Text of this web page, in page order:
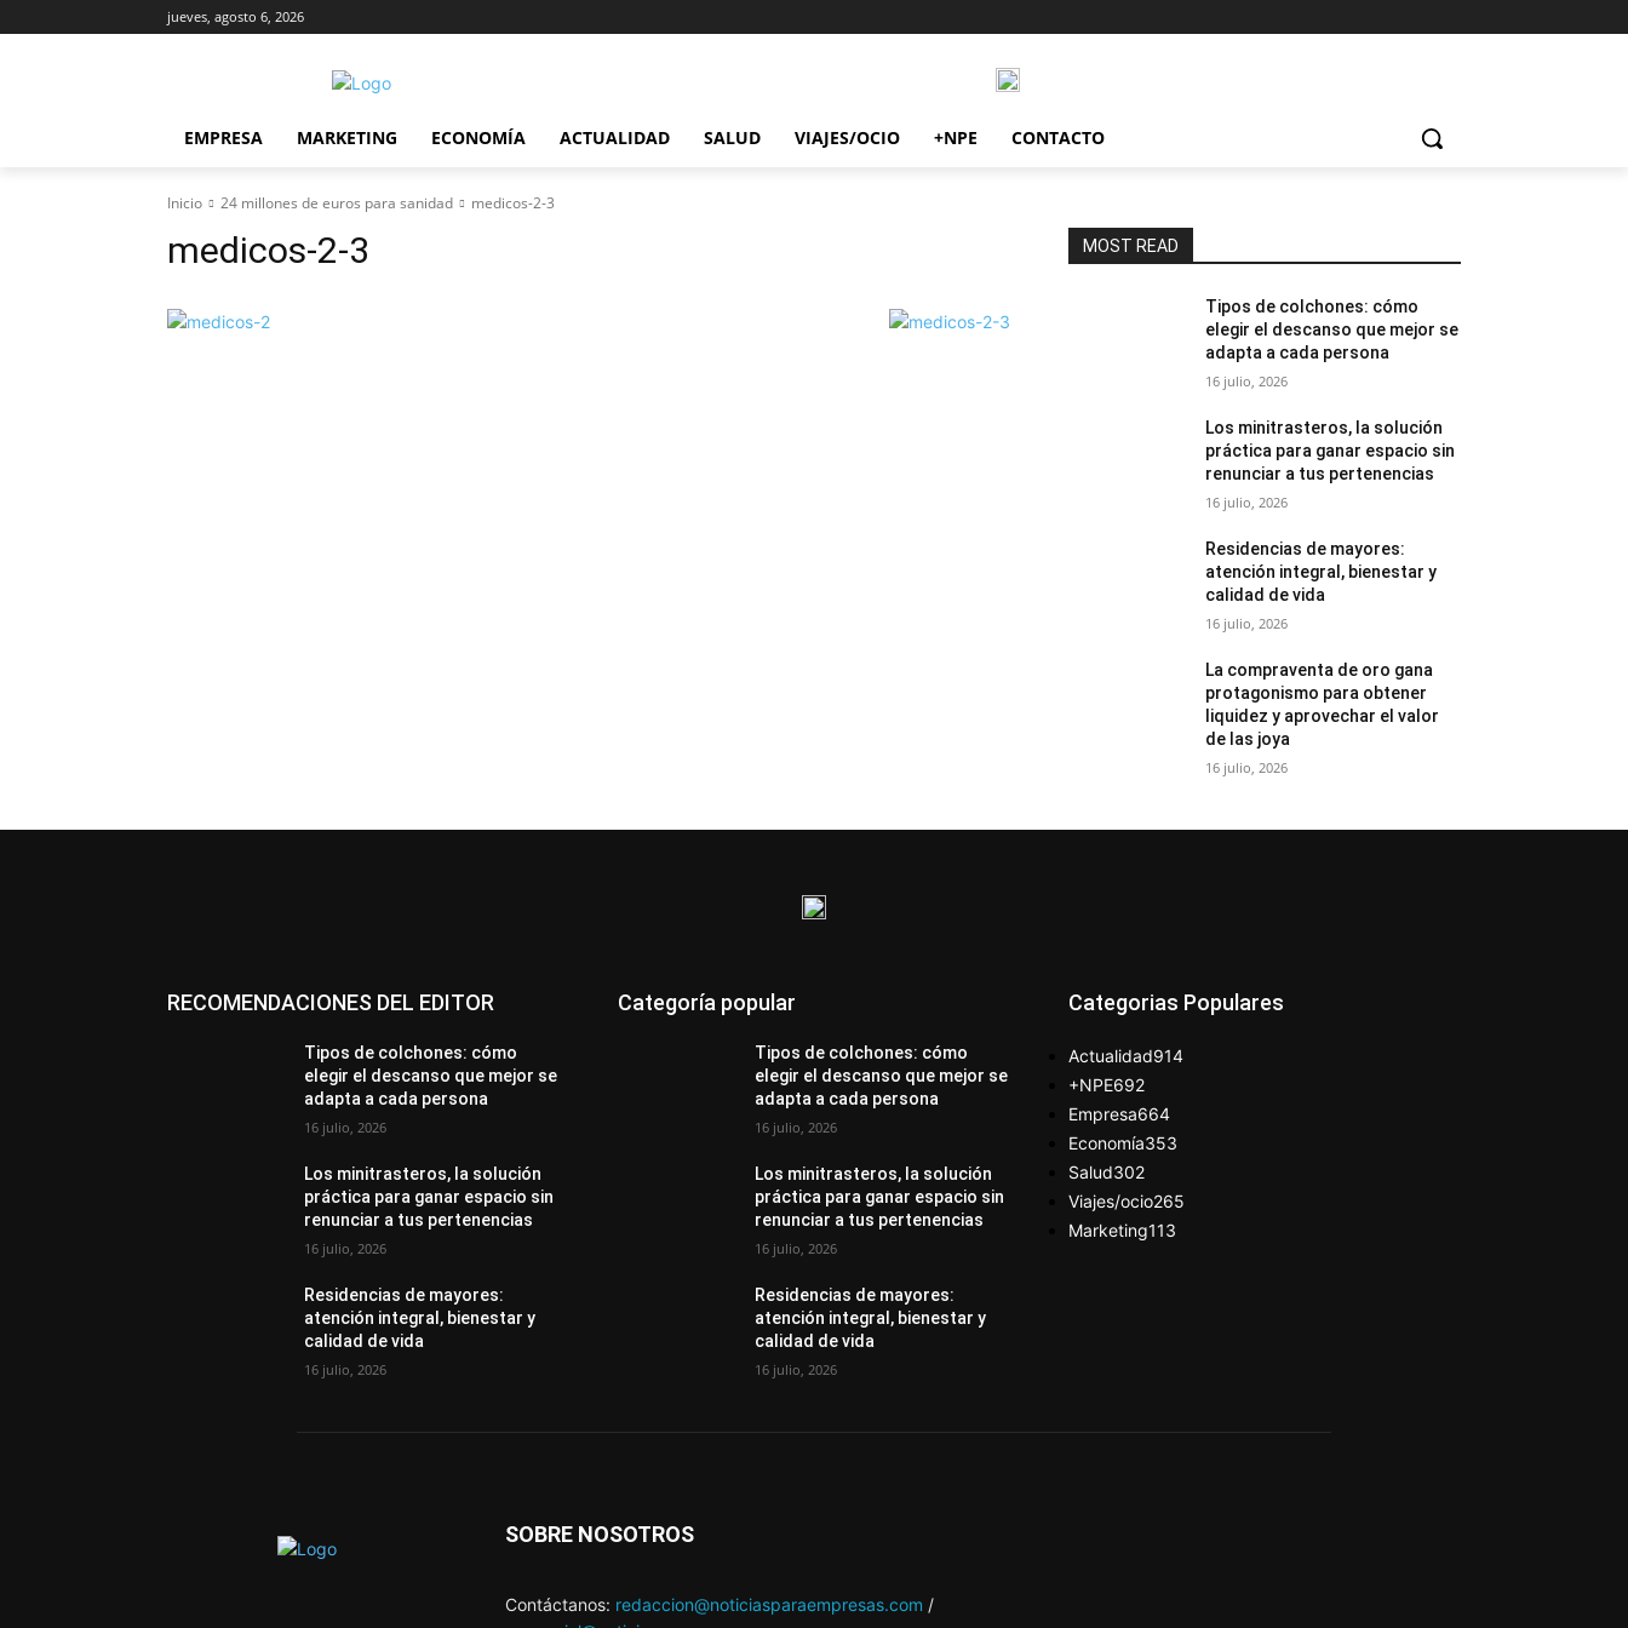
jueves, agosto 6, 2026
EMPRESA MARKETING ECONOMÍA ACTUALIDAD SALUD VIAJES/OCIO +NPE CONTACTO
Inicio 24 millones de euros para sanidad medicos-2-3
medicos-2-3 MOST READ
Tipos de colchones: cómo
elegir el descanso que mejor se
adapta a cada persona
16 julio, 2026
Los minitrasteros, la solución
práctica para ganar espacio sin
renunciar a tus pertenencias
16 julio, 2026
Residencias de mayores:
atención integral, bienestar y
calidad de vida
16 julio, 2026
La compraventa de oro gana
protagonismo para obtener
liquidez y aprovechar el valor
de las joya
16 julio, 2026
RECOMENDACIONES DEL EDITOR
Tipos de colchones: cómo
elegir el descanso que mejor se
adapta a cada persona
16 julio, 2026
Los minitrasteros, la solución
práctica para ganar espacio sin
renunciar a tus pertenencias
16 julio, 2026
Residencias de mayores:
atención integral, bienestar y
calidad de vida
16 julio, 2026
Categoría popular
Tipos de colchones: cómo
elegir el descanso que mejor se
adapta a cada persona
16 julio, 2026
Los minitrasteros, la solución
práctica para ganar espacio sin
renunciar a tus pertenencias
16 julio, 2026
Residencias de mayores:
atención integral, bienestar y
calidad de vida
16 julio, 2026
Categorias Populares
Actualidad914
+NPE692
Empresa664
Economía353
Salud302
Viajes/ocio265
Marketing113
SOBRE NOSOTROS
Contáctanos: redaccion@noticiasparaempresas.com /